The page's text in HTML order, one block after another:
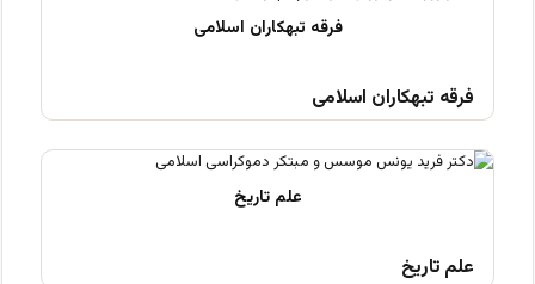
فرقه تبهکاران اسلامی
علم تاریخ